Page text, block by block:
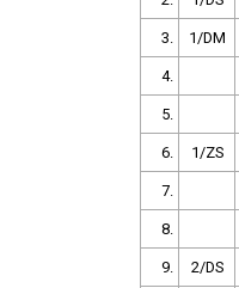
3. 1/DM
4.
5.
6. 1/ZS
7.
8.
9. 2/DS